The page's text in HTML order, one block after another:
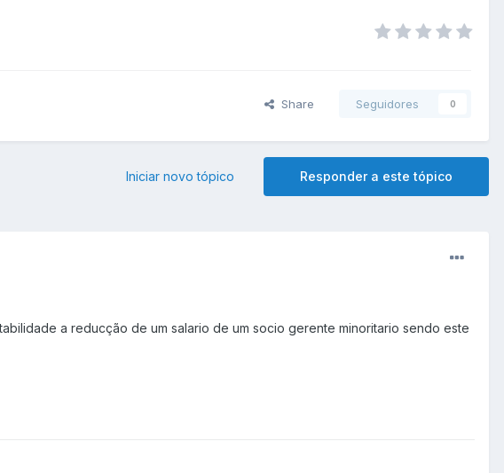
Share Seguidores 0
Responder a este tópico
Iniciar novo tópico
a reducção de um salario de um socio gerente minoritario sendo este